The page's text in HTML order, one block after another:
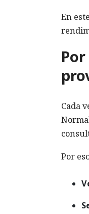
En
Cada
Por